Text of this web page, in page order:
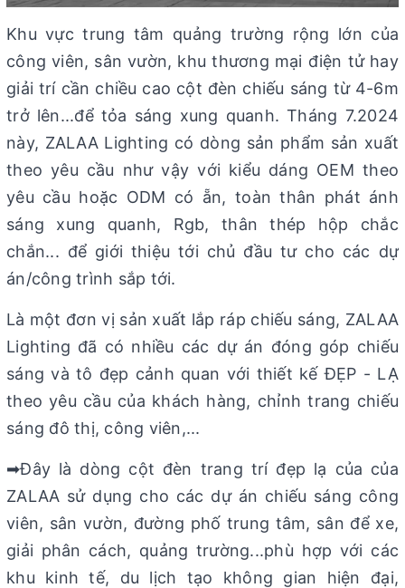
Khu vực trung tâm quảng trường rộng lớn của
công viên, sân vườn, khu thương mại điện tử hay
giải trí cần chiều cao cột đèn chiếu sáng từ 4-6m
trở lên...để tỏa sáng xung quanh. Tháng 7.2024
này, ZALAA Lighting có dòng sản phẩm sản xuất
theo yêu cầu như vậy với kiểu dáng OEM theo
yêu cầu hoặc ODM có ẵn, toàn thân phát ánh
sáng xung quanh, Rgb, thân thép hộp chắc
chắn... để giới thiệu tới chủ đầu tư cho các dự
án/công trình sắp tới.
Là một đơn vị sản xuất lắp ráp chiếu sáng, ZALAA
Lighting đã có nhiều các dự án đóng góp chiếu
sáng và tô đẹp cảnh quan với thiết kế ĐẸP - LẠ
theo yêu cầu của khách hàng, chỉnh trang chiếu
sáng đô thị, công viên,...
➡Đây là dòng cột đèn trang trí đẹp lạ của của
ZALAA sử dụng cho các dự án chiếu sáng công
viên, sân vườn, đường phố trung tâm, sân để xe,
giải phân cách, quảng trường...phù hợp với các
khu kinh tế, du lịch tạo không gian hiện đại,